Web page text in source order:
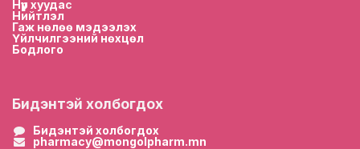
Нүүр хуудас
Нийтлэл
Гаж нөлөө мэдээлэх
Үйлчилгээний нөхцөл
Бодлого
Бидэнтэй холбогдох
Бидэнтэй холбогдох
pharmacy@mongolpharm.mn